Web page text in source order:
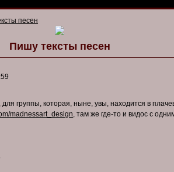
песен
Пишу тексты песен
группы, которая, ныне, увы, находится в
madnessart_design, там же где-то и видос с